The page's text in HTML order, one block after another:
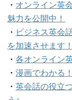
・ オンライン英
魅力を公開中！
・ ビジネス英会
を加速させます！
・ 各オンライン
・ 漫画でわかる
・ 英会話の役立